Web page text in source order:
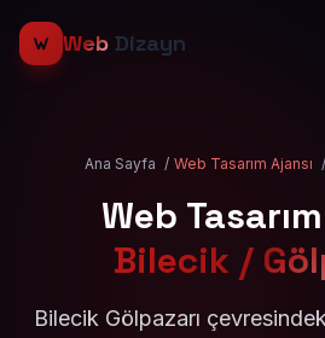
Web Dizayn
Ana Sayfa / Web Tasarım Ajansı /
Web
Bilecik /
Bilecik Gölpazarı